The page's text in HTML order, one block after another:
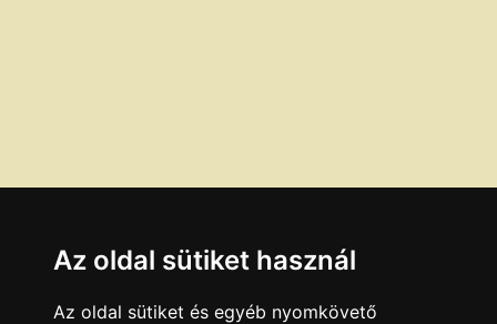
Az oldal sütiket használ
Az oldal sütiket és egyéb nyomkövető